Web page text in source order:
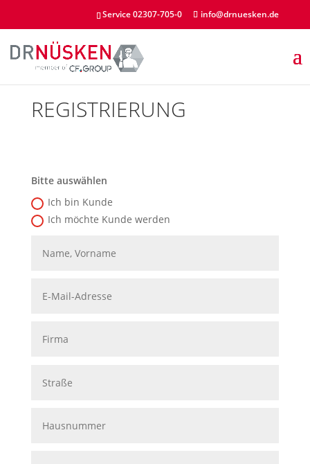
Service 02307-705-0 info@drnuesken.de
REGISTRIERUNG
Bitte auswählen
Ich bin Kunde
Ich möchte Kunde werden